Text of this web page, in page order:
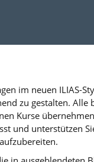
im neuen ILIAS-
zu gestalten. Alle
Kurse
und unterstützen